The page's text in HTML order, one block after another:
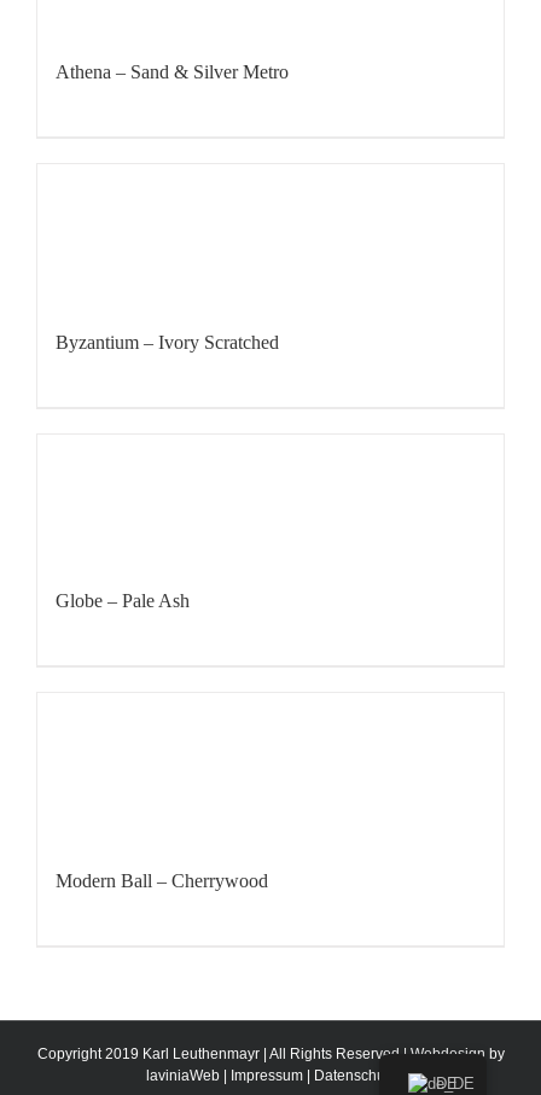
Athena – Sand & Silver Metro
Byzantium – Ivory Scratched
Globe – Pale Ash
Modern Ball – Cherrywood
Copyright 2019 Karl Leuthenmayr | All Rights Reserved | Webdesign by
laviniaWeb| Impressum| Datenschutz DE